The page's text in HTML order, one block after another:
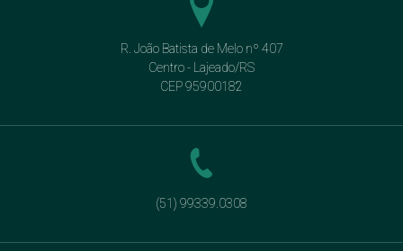
R. João Batista de Melo nº 407
Centro - Lajeado/RS
CEP 95900182
(51) 99339.0308